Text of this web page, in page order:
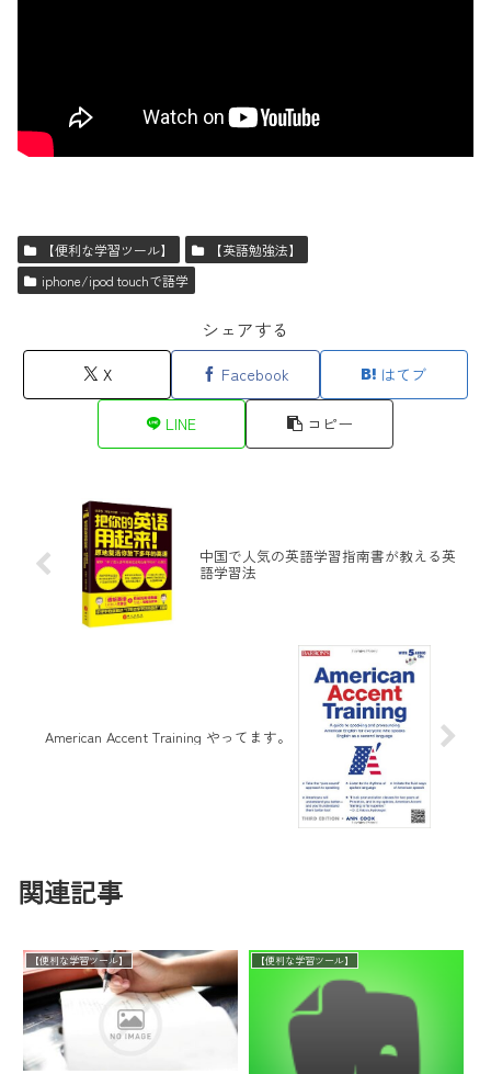
【便利な学習ツール】
【英語勉強法】
iphone/ipod touchで語学
シェアする
X Facebook はてブ
LINE コピー
中国で人気の英語学習指南書が教える英
語学習法
American Accent Training やってます。
関連記事
【便利な学習ツール】 【便利な学習ツール】